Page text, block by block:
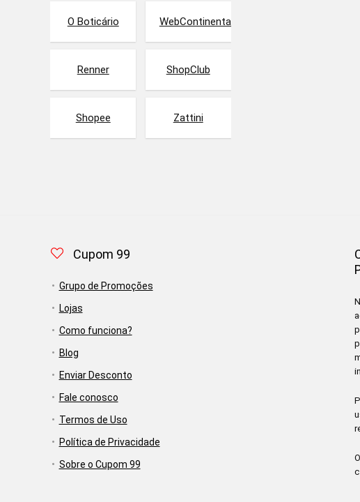
O Boticário WebContinental
Renner ShopClub
Shopee Zattini
Cupom 99
Grupo de Promoções
Lojas
Como funciona?
Blog
Enviar Desconto
Fale conosco
Termos de Uso
Política de Privacidade
Sobre o Cupom 99